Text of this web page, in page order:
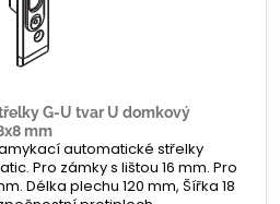
G-U tvar U domkový
mm
automatické střelky
Pro zámky s lištou 16 mm. Pro
Délka plechu 120 mm, Šířka 18